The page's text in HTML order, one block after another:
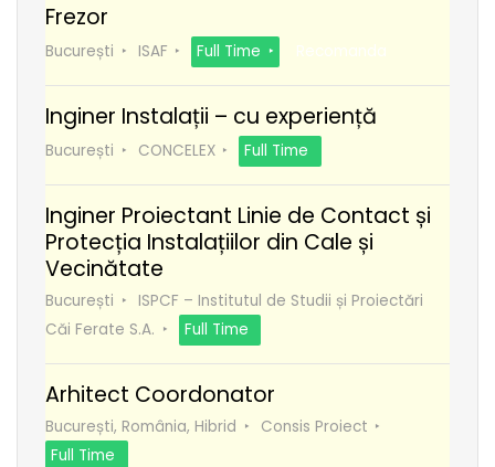
Frezor
București ISAF Full Time Recomanda
Inginer Instalații – cu experiență
București CONCELEX Full Time
Inginer Proiectant Linie de Contact și
Protecția Instalațiilor din Cale și
Vecinătate
București
ISPCF – Institutul de Studii și Proiectări
Căi Ferate S.A.
Full Time
Arhitect Coordonator
București, România, Hibrid
Consis Proiect
Full Time